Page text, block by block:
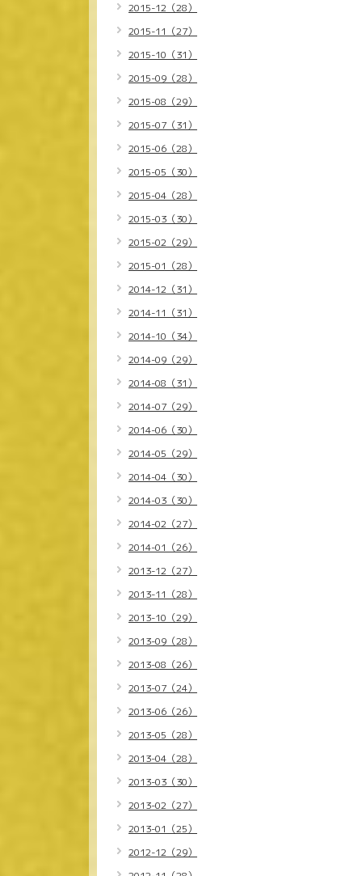
2015-12（28）
2015-11（27）
2015-10（31）
2015-09（28）
2015-08（29）
2015-07（31）
2015-06（28）
2015-05（30）
2015-04（28）
2015-03（30）
2015-02（29）
2015-01（28）
2014-12（31）
2014-11（31）
2014-10（34）
2014-09（29）
2014-08（31）
2014-07（29）
2014-06（30）
2014-05（29）
2014-04（30）
2014-03（30）
2014-02（27）
2014-01（26）
2013-12（27）
2013-11（28）
2013-10（29）
2013-09（28）
2013-08（26）
2013-07（24）
2013-06（26）
2013-05（28）
2013-04（28）
2013-03（30）
2013-02（27）
2013-01（25）
2012-12（29）